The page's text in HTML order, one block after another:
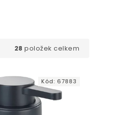
28 položek celkem
Kód: 67883